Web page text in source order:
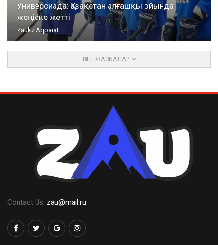
Универсиада: Қазақстан алғашқы ойында
жеңіске жетті
Zaukz Aqparat
ӨЗГЕ ЖАЗБАЛАР
Contact Us: zau@mail.ru